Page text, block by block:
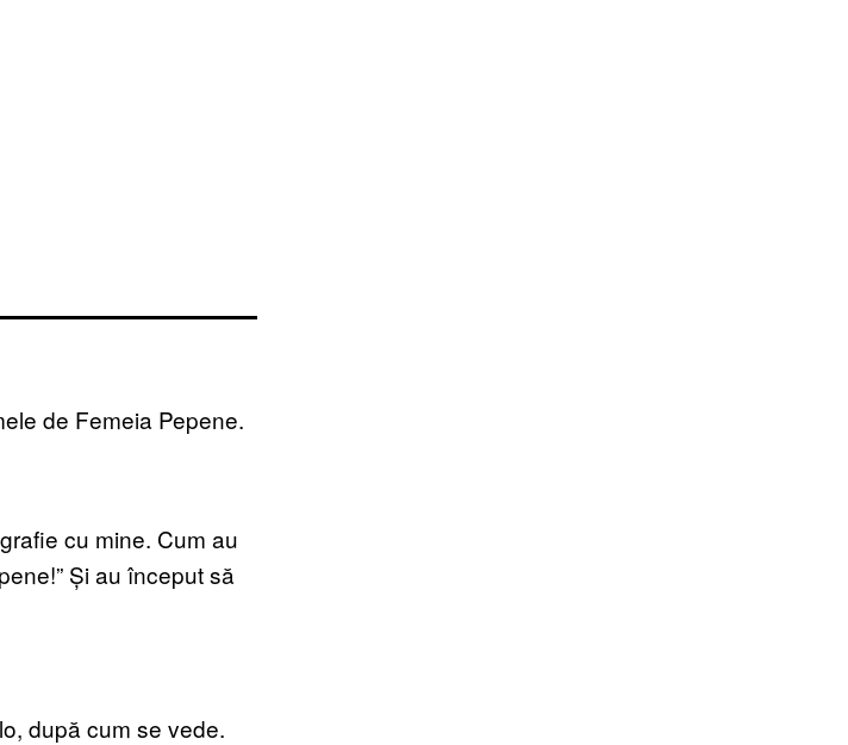
de Femeia Pepene.
cu mine. Cum au
Și au început să
după cum se vede.